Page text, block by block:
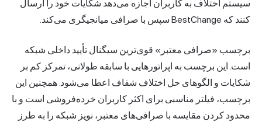
سیستم اختلاف به کاربران اجازه می‌دهد شکایات خود را ارسال
کنند که BestChange سپس با صرافی میانجیگری می‌کند.
برچسب «صرافی معتبر» قوی‌ترین سیگنال تأیید داخلی شبکه
است. این برچسب به اپراتورهایی با سابقه طولانی، تمرکز کم بر
شکایات و الگوهای حل اختلاف شفاف اعطا می‌شود. همچنین این
برچسب، فیلتر مناسبی برای اکثر کاربران خرده‌فروشی است و با
محدود کردن مقایسه با صرافی‌های معتبر، نویز شبکه را به طرز